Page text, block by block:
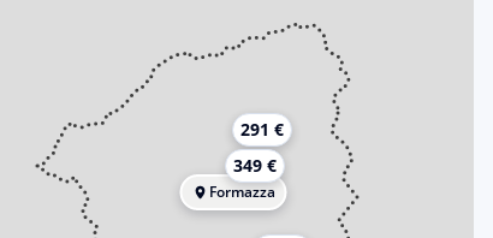
Formazza
291 €
349 €